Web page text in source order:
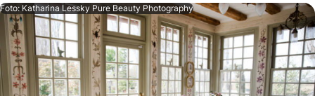
Foto: Katharina Lessky Pure Beauty Photography